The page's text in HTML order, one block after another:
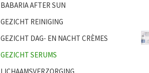
BABARIA AFTER SUN
GEZICHT REINIGING
GEZICHT DAG- EN NACHT CRÈMES
GEZICHT SERUMS